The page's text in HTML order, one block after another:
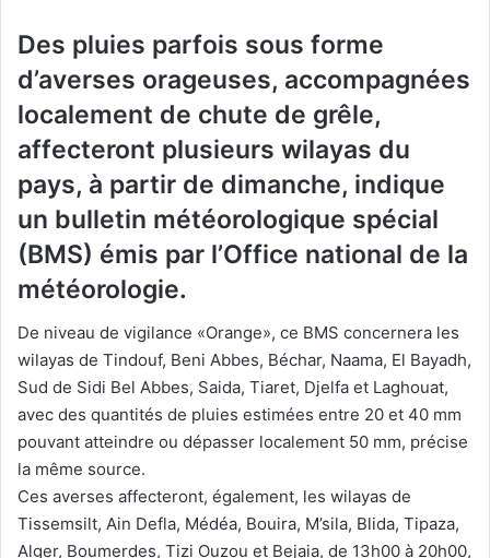
Des pluies parfois sous forme
d’averses orageuses, accompagnées
localement de chute de grêle,
affecteront plusieurs wilayas du
pays, à partir de dimanche, indique
un bulletin météorologique spécial
(BMS) émis par l’Office national de la
météorologie.
De niveau de vigilance «Orange», ce BMS concernera les
wilayas de Tindouf, Beni Abbes, Béchar, Naama, El Bayadh,
Sud de Sidi Bel Abbes, Saida, Tiaret, Djelfa et Laghouat,
avec des quantités de pluies estimées entre 20 et 40 mm
pouvant atteindre ou dépasser localement 50 mm, précise
la même source.
Ces averses affecteront, également, les wilayas de
Tissemsilt, Ain Defla, Médéa, Bouira, M’sila, Blida, Tipaza,
Alger, Boumerdes, Tizi Ouzou et Bejaia, de 13h00 à 20h00,